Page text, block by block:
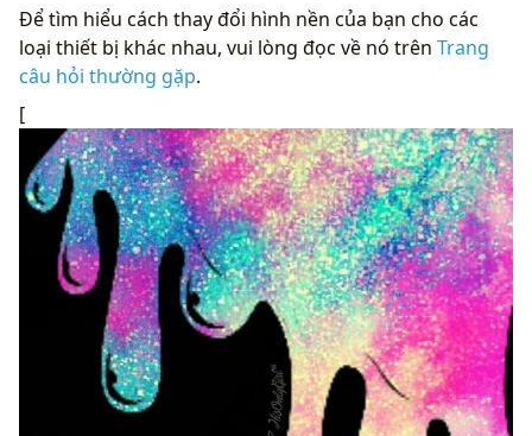
Để tìm hiểu cách thay đổi hình nền của bạn cho các
loại thiết bị khác nhau, vui lòng đọc về nó trên Trang
câu hỏi thường gặp.
[